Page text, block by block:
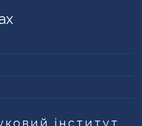
інститут